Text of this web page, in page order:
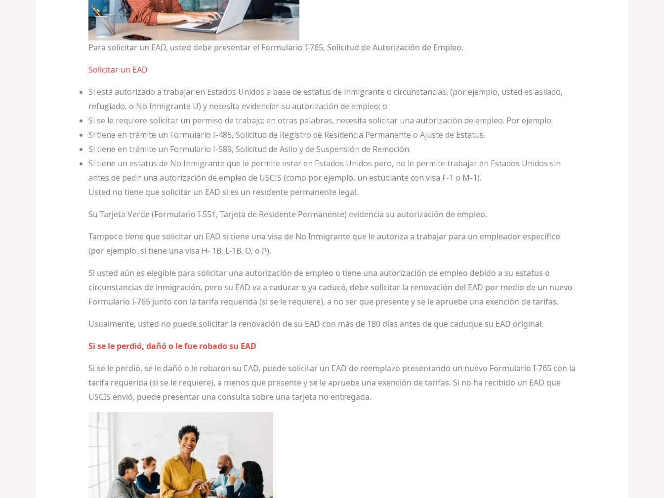
Para solicitar un EAD, usted debe presentar el Formulario I-765, Solicitud de Autorización de Empleo.
Solicitar un EAD
Si está autorizado a trabajar en Estados Unidos a base de estatus de inmigrante o circunstancias, (por ejemplo, usted es asilado,
refugiado, o No Inmigrante U) y necesita evidenciar su autorización de empleo; o
Si se le requiere solicitar un permiso de trabajo; en otras palabras, necesita solicitar una autorización de empleo. Por ejemplo:
Si tiene en trámite un Formulario I-485, Solicitud de Registro de Residencia Permanente o Ajuste de Estatus.
Si tiene en trámite un Formulario I-589, Solicitud de Asilo y de Suspensión de Remoción.
Si tiene un estatus de No Inmigrante que le permite estar en Estados Unidos pero, no le permite trabajar en Estados Unidos sin
antes de pedir una autorización de empleo de USCIS (como por ejemplo, un estudiante con visa F-1 o M-1).
Usted no tiene que solicitar un EAD si es un residente permanente legal.
Su Tarjeta Verde (Formulario I-551, Tarjeta de Residente Permanente) evidencia su autorización de empleo.
Tampoco tiene que solicitar un EAD si tiene una visa de No Inmigrante que le autoriza a trabajar para un empleador específico
(por ejemplo, si tiene una visa H- 1B, L-1B, O, o P).
Si usted aún es elegible para solicitar una autorización de empleo o tiene una autorización de empleo debido a su estatus o
circunstancias de inmigración, pero su EAD va a caducar o ya caducó, debe solicitar la renovación del EAD por medio de un nuevo
Formulario I-765 junto con la tarifa requerida (si se le requiere), a no ser que presente y se le apruebe una exención de tarifas.
Usualmente, usted no puede solicitar la renovación de su EAD con más de 180 días antes de que caduque su EAD original.
Si se le perdió, dañó o le fue robado su EAD
Si se le perdió, se le dañó o le robaron su EAD, puede solicitar un EAD de reemplazo presentando un nuevo Formulario I-765 con la
tarifa requerida (si se le requiere), a menos que presente y se le apruebe una exención de tarifas. Si no ha recibido un EAD que
USCIS envió, puede presentar una consulta sobre una tarjeta no entregada.